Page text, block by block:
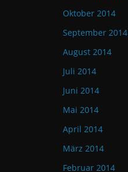
Oktober 2014
September 2014
August 2014
Juli 2014
Juni 2014
Mai 2014
April 2014
März 2014
Februar 2014